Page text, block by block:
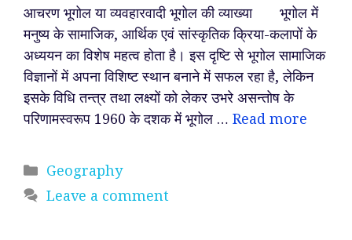
आचरण भूगोल या व्यवहारवादी भूगोल की व्याख्या भूगोल में
मनुष्य के सामाजिक, आर्थिक एवं सांस्कृतिक क्रिया-कलापों के
अध्ययन का विशेष महत्व होता है। इस दृष्टि से भूगोल सामाजिक
विज्ञानों में अपना विशिष्ट स्थान बनाने में सफल रहा है, लेकिन
इसके विधि तन्त्र तथा लक्ष्यों को लेकर उभरे असन्तोष के
परिणामस्वरूप 1960 के दशक में भूगोल … Read more
Categories
Geography
Leave a comment